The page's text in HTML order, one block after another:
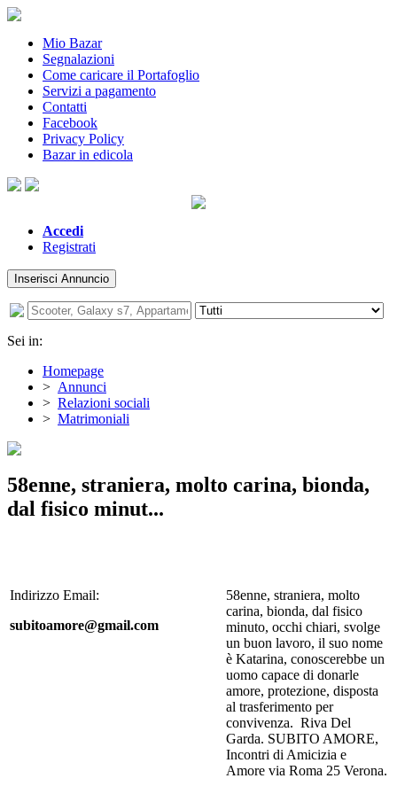
Mio Bazar
Segnalazioni
Come caricare il Portafoglio
Servizi a pagamento
Contatti
Facebook
Privacy Policy
Bazar in edicola
Accedi
Registrati
Inserisci Annuncio
Sei in:
Homepage
> Annunci
> Relazioni sociali
> Matrimoniali
58enne, straniera, molto carina, bionda,
dal fisico minut...
Indirizzo Email:
subitoamore@gmail.com
58enne, straniera, molto
carina, bionda, dal fisico
minuto, occhi chiari, svolge
un buon lavoro, il suo nome
è Katarina, conoscerebbe un
uomo capace di donarle
amore, protezione, disposta
al trasferimento per
convivenza. Riva Del
Garda. SUBITO AMORE,
Incontri di Amicizia e
Amore via Roma 25 Verona.